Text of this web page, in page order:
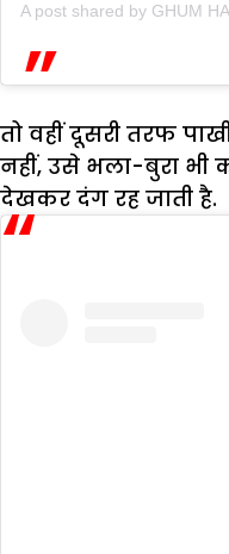
A post shared by GHUM
तो वहीं दूसरी तरफ
नहीं, उसे भला-बुरा भी
देखकर दंग रह जाती है.